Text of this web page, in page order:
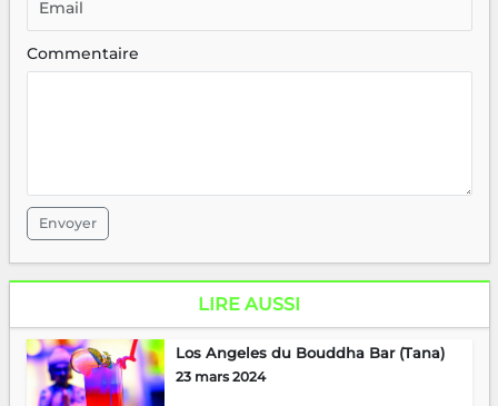
Commentaire
Envoyer
LIRE AUSSI
Los Angeles du Bouddha Bar (Tana)
23 mars 2024